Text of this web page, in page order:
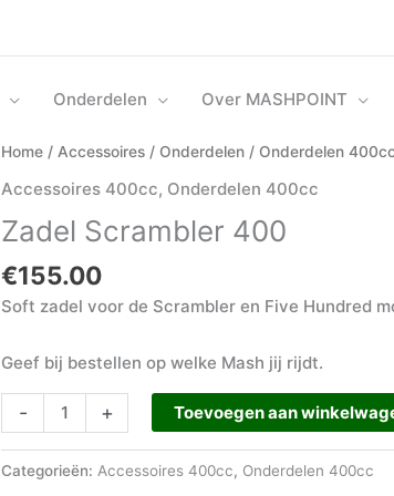
Onderdelen Over MASHPOINT
Home / Accessoires / Onderdelen / Onderdelen 400cc
Accessoires 400cc, Onderdelen 400cc
Zadel Scrambler 400
€155.00
Soft zadel voor de Scrambler en Five Hundred
Geef bij bestellen op welke Mash jij rijdt.
-
Zadel
aantal
+ Toevoegen aan
Categorieën: Accessoires 400cc, Onderdelen 400cc